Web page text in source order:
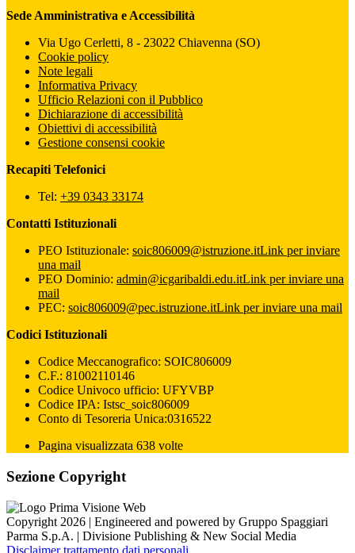
Sede Amministrativa e Accessibilità
Via Ugo Cerletti, 8 - 23022 Chiavenna (SO)
Cookie policy
Note legali
Informativa Privacy
Ufficio Relazioni con il Pubblico
Dichiarazione di accessibilità
Obiettivi di accessibilità
Gestione consensi cookie
Recapiti Telefonici
Tel: +39 0343 33174
Contatti Istituzionali
PEO Istituzionale: soic806009@istruzione.itLink per inviare
una mail
PEO Dominio: admin@icgaribaldi.edu.itLink per inviare una
mail
PEC: soic806009@pec.istruzione.itLink per inviare una mail
Codici Istituzionali
Codice Meccanografico: SOIC806009
C.F.: 81002110146
Codice Univoco ufficio: UFYVBP
Codice IPA: Istsc_soic806009
Conto di Tesoreria Unica:0316522
Pagina visualizzata 638 volte
Sezione Copyright
Copyright 2026 | Engineered and powered by Gruppo Spaggiari
Parma S.p.A. | Divisione Publishing & New Social Media
Disclaimer trattamento dati personali